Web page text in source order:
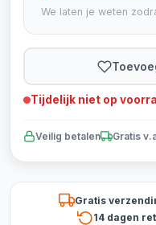
We laten je weten
Tijdelijk niet op
Veilig betalen Gratis
Gratis
14 dagen